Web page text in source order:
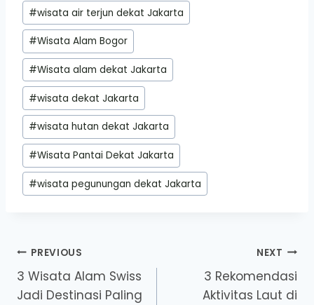
#wisata air terjun dekat Jakarta
#Wisata Alam Bogor
#Wisata alam dekat Jakarta
#wisata dekat Jakarta
#wisata hutan dekat Jakarta
#Wisata Pantai Dekat Jakarta
#wisata pegunungan dekat Jakarta
Post
navigation
PREVIOUS
3 Wisata Alam Swiss
Jadi Destinasi Paling
NEXT
3 Rekomendasi
Aktivitas Laut di